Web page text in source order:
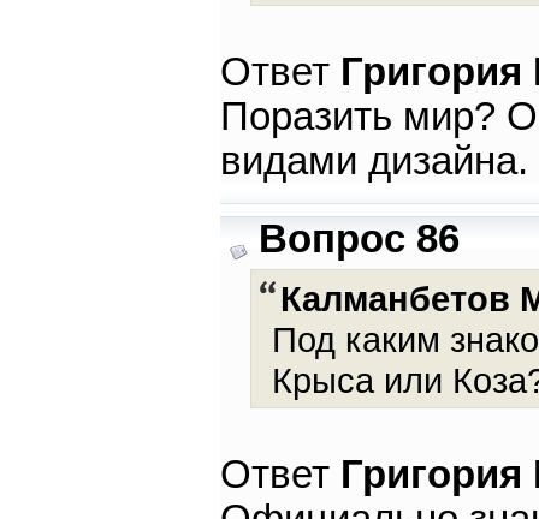
Ответ
Поразить мир?
видами
Вопрос 86
Калманбетов
Под каким
Крыса или
Ответ